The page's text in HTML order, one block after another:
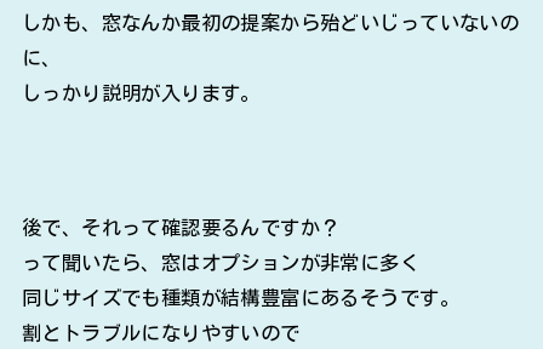
しかも、窓なんか最初の提案から殆どいじっていないの
に、
しっかり説明が入ります。
後で、それって確認要るんですか？
って聞いたら、窓はオプションが非常に多く
同じサイズでも種類が結構豊富にあるそうです。
割とトラブルになりやすいので